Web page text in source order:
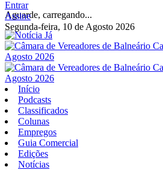
Aguarde, carregando...
Entrar
Assine
Segunda-feira, 10 de Agosto 2026
Início
Podcasts
Classificados
Colunas
Empregos
Guia Comercial
Edições
Notícias